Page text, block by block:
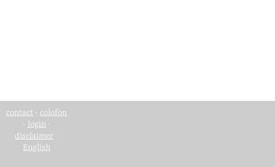
contact - colofon
- login -
disclaimer -
English